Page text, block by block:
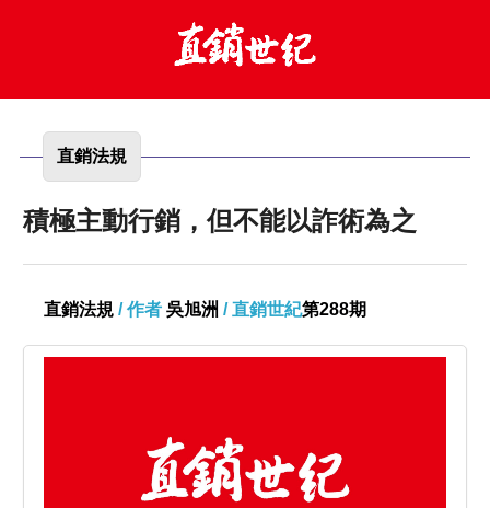
直銷法規
積極主動行銷，但不能以詐術為之
直銷法規 / 作者 吳旭洲 / 直銷世紀第288期